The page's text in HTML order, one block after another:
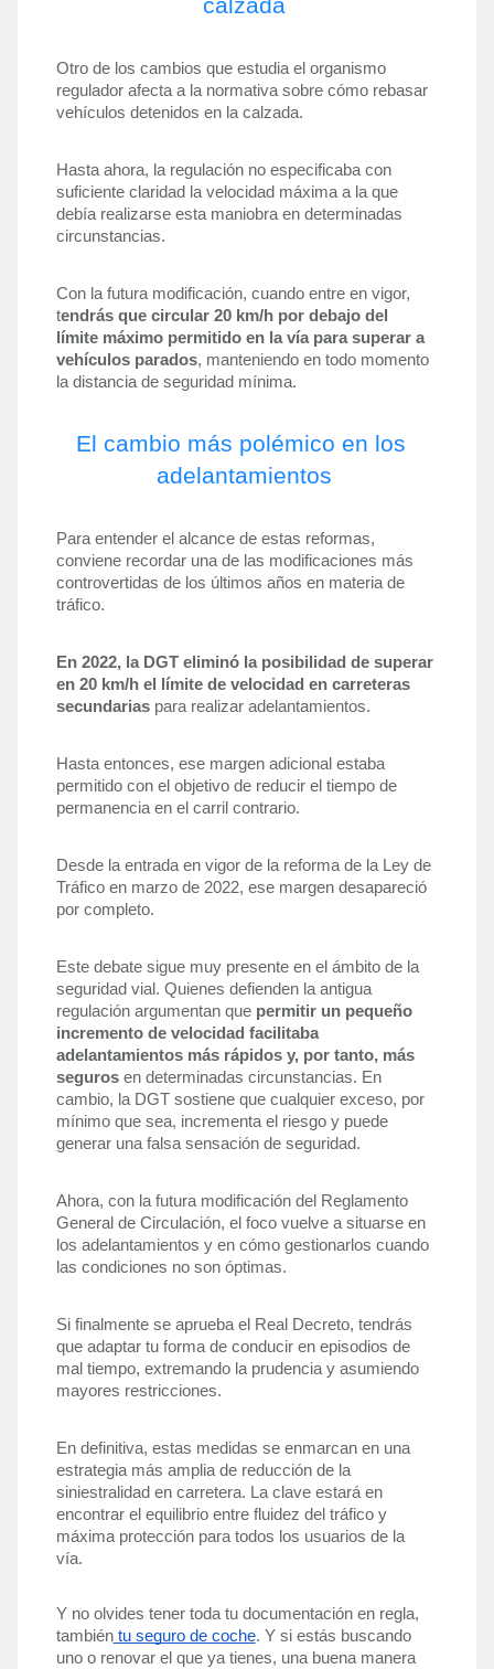
calzada
Otro de los cambios que estudia el organismo
regulador afecta a la normativa sobre cómo rebasar
vehículos detenidos en la calzada.
Hasta ahora, la regulación no especificaba con
suficiente claridad la velocidad máxima a la que
debía realizarse esta maniobra en determinadas
circunstancias.
Con la futura modificación, cuando entre en vigor,
tendrás que circular 20 km/h por debajo del
límite máximo permitido en la vía para superar a
vehículos parados, manteniendo en todo momento
la distancia de seguridad mínima.
El cambio más polémico en los
adelantamientos
Para entender el alcance de estas reformas,
conviene recordar una de las modificaciones más
controvertidas de los últimos años en materia de
tráfico.
En 2022, la DGT eliminó la posibilidad de superar
en 20 km/h el límite de velocidad en carreteras
secundarias para realizar adelantamientos.
Hasta entonces, ese margen adicional estaba
permitido con el objetivo de reducir el tiempo de
permanencia en el carril contrario.
Desde la entrada en vigor de la reforma de la Ley de
Tráfico en marzo de 2022, ese margen desapareció
por completo.
Este debate sigue muy presente en el ámbito de la
seguridad vial. Quienes defienden la antigua
regulación argumentan que permitir un pequeño
incremento de velocidad facilitaba
adelantamientos más rápidos y, por tanto, más
seguros en determinadas circunstancias. En
cambio, la DGT sostiene que cualquier exceso, por
mínimo que sea, incrementa el riesgo y puede
generar una falsa sensación de seguridad.
Ahora, con la futura modificación del Reglamento
General de Circulación, el foco vuelve a situarse en
los adelantamientos y en cómo gestionarlos cuando
las condiciones no son óptimas.
Si finalmente se aprueba el Real Decreto, tendrás
que adaptar tu forma de conducir en episodios de
mal tiempo, extremando la prudencia y asumiendo
mayores restricciones.
En definitiva, estas medidas se enmarcan en una
estrategia más amplia de reducción de la
siniestralidad en carretera. La clave estará en
encontrar el equilibrio entre fluidez del tráfico y
máxima protección para todos los usuarios de la
vía.
Y no olvides tener toda tu documentación en regla,
también tu seguro de coche. Y si estás buscando
uno o renovar el que ya tienes, una buena manera